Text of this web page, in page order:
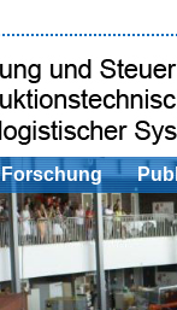
Forschung